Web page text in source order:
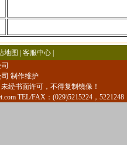
图 | 客服中心 |
制作维护
经书面许可，不得复制镜像！
TEL/FAX：(029)5215224，5221248